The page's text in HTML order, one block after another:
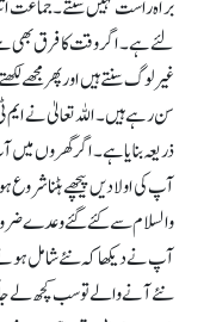
براہ راست نہیں سنتے۔ جماعت
غیر لوگ سنتے ہیں اور پھر
سن رہے ہیں۔ اللہ تعالیٰ نے
ذریعہ بنایا ہے۔ اگر گھروں
آپ کی اولادیں پیچھے ہٹنا شروع
والسلام سے کئے گئے وعدے
آپ نے دیکھا کہ نئے شامل ہونے
نئے آنے والے تو سب کچھ لے